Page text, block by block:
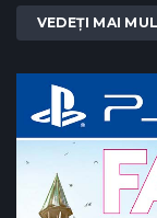
VEDEȚI MAI